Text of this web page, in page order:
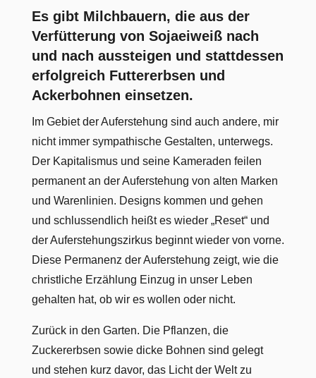
Es gibt Milchbauern, die aus der
Verfütterung von Sojaeiweiß nach
und nach aussteigen und stattdessen
erfolgreich Futtererbsen und
Ackerbohnen einsetzen.
Im Gebiet der Auferstehung sind auch andere, mir
nicht immer sympathische Gestalten, unterwegs.
Der Kapitalismus und seine Kameraden feilen
permanent an der Auferstehung von alten Marken
und Warenlinien. Designs kommen und gehen
und schlussendlich heißt es wieder „Reset“ und
der Auferstehungszirkus beginnt wieder von vorne.
Diese Permanenz der Auferstehung zeigt, wie die
christliche Erzählung Einzug in unser Leben
gehalten hat, ob wir es wollen oder nicht.
Zurück in den Garten. Die Pflanzen, die
Zuckererbsen sowie dicke Bohnen sind gelegt
und stehen kurz davor, das Licht der Welt zu